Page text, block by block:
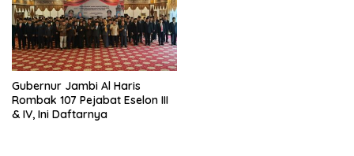
Gubernur Jambi Al Haris
Rombak 107 Pejabat Eselon III
& IV, Ini Daftarnya